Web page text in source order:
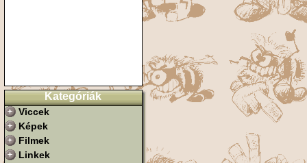
Kategóriák
Viccek
Képek
Filmek
Linkek